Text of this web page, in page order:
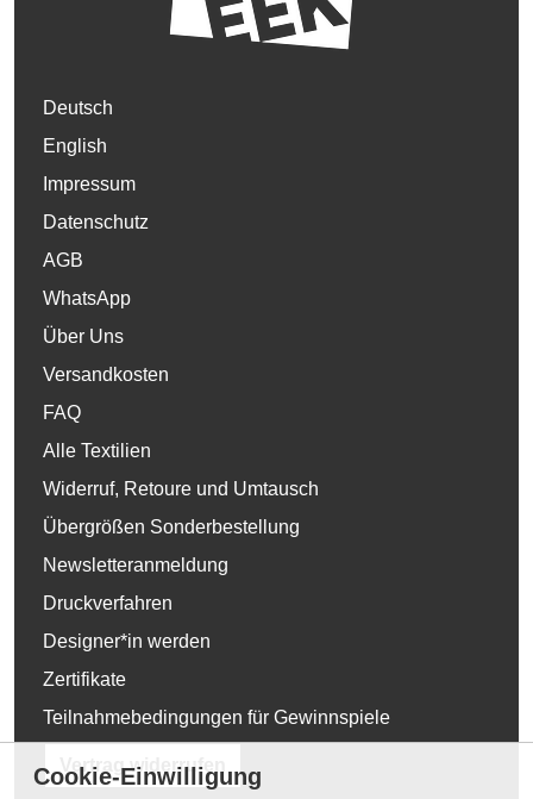
Deutsch
English
Impressum
Datenschutz
AGB
WhatsApp
Über Uns
Versandkosten
FAQ
Alle Textilien
Widerruf, Retoure und Umtausch
Übergrößen Sonderbestellung
Newsletteranmeldung
Druckverfahren
Designer*in werden
Zertifikate
Teilnahmebedingungen für Gewinnspiele
Vertrag widerrufen
Cookie-Einwilligung